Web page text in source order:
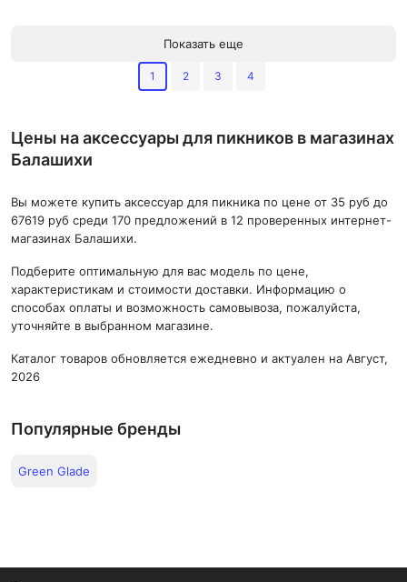
Показать еще
1 2 3 4
Цены на аксессуары для пикников в магазинах
Балашихи
Вы можете купить аксессуар для пикника по цене от 35 руб до
67619 руб среди 170 предложений в 12 проверенных интернет-
магазинах Балашихи.
Подберите оптимальную для вас модель по цене,
характеристикам и стоимости доставки. Информацию о
способах оплаты и возможность самовывоза, пожалуйста,
уточняйте в выбранном магазине.
Каталог товаров обновляется ежедневно и актуален на Август,
2026
Популярные бренды
Green Glade